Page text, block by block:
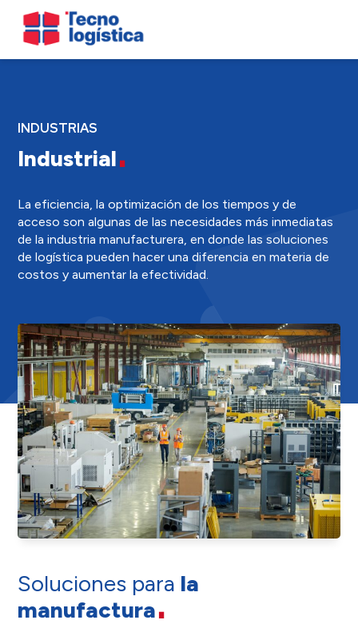
INDUSTRIAS
Industrial
La eficiencia, la optimización de los tiempos y de
acceso son algunas de las necesidades más inmediatas
de la industria manufacturera, en donde las soluciones
de logística pueden hacer una diferencia en materia de
costos y aumentar la efectividad.
Soluciones para la
manufactura